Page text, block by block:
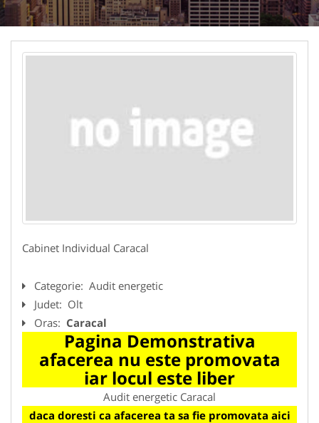
Cabinet Individual Caracal
Categorie: Audit energetic
Judet: Olt
Oras: Caracal
Pagina Demonstrativa
afacerea nu este promovata
iar locul este liber
Audit energetic Caracal
daca doresti ca afacerea ta sa fie promovata aici